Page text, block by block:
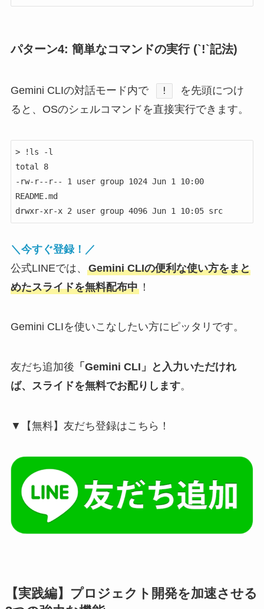
パターン4: 簡単なコマンドの実行 (`!`記法)
Gemini CLIの対話モード内で !
を先頭につけ
ると、OSのシェルコマンドを直接実行できます。
> !ls -l
total 8
-rw-r--r-- 1 user group 1024 Jun 1 10:00
README.md
drwxr-xr-x 2 user group 4096 Jun 1 10:05 src
＼今すぐ登録！／
公式LINEでは、 Gemini CLIの便利な使い方をまと
めたスライドを無料配布中！
Gemini CLIを使いこなしたい方にピッタリです。
友だち追加後 「Gemini CLI」と入力いただけれ
ば、スライドを無料でお配りします。
▼【無料】友だち登録はこちら！
【実践編】プロジェクト開発を加速させる